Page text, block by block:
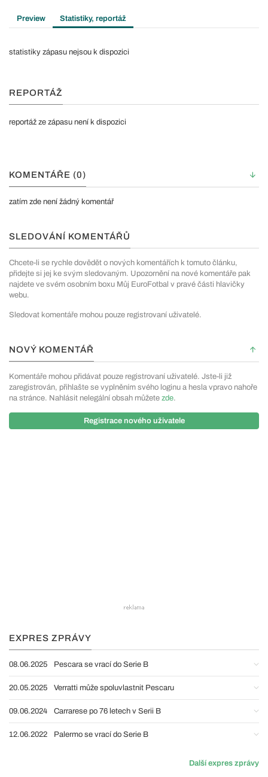
Preview Statistiky, reportáž
statistiky zápasu nejsou k dispozici
REPORTÁŽ
reportáž ze zápasu není k dispozici
KOMENTÁŘE (0)
zatím zde není žádný komentář
SLEDOVÁNÍ KOMENTÁŘŮ
Chcete-li se rychle dovědět o nových komentářích k tomuto článku,
přidejte si jej ke svým sledovaným. Upozornění na nové komentáře pak
najdete ve svém osobním boxu Můj EuroFotbal v pravé části hlavičky
webu.
Sledovat komentáře mohou pouze registrovaní uživatelé.
NOVÝ KOMENTÁŘ
Komentáře mohou přidávat pouze registrovaní uživatelé. Jste-li již
zaregistrován, přihlašte se vyplněním svého loginu a hesla vpravo nahoře
na stránce. Nahlásit nelegální obsah můžete zde.
Registrace nového uživatele
EXPRES ZPRÁVY
08.06.2025 Pescara se vrací do Serie B
20.05.2025 Verratti může spoluvlastnit Pescaru
09.06.2024 Carrarese po 76 letech v Serii B
12.06.2022 Palermo se vrací do Serie B
Další expres zprávy